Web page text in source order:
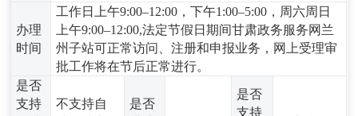
办理
时间
工作日上午9:00–12:00，下午1:00–5:00，周六周日
上午9:00–12:00,法定节假日期间甘肃政务服务网兰
州子站可正常访问、注册和申报业务，网上受理审
批工作将在节后正常进行。
是否
支持
不支持自
是否
是否
支持